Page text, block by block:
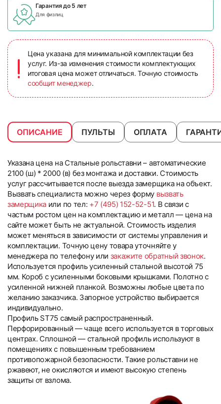
Гарантия до 5 лет
Для физлиц
Цена указана для минимальной комплектации без
услуг. Из-за изменения стоимости комплектующих
итоговая цена может отличаться. Точную стоимость
сообщит менеджер.
ОПИСАНИЕ ПУЛЬТЫ ОПЛАТА
Указана цена на Стальные рольставни – автоматические
2100 (ш) * 2000 (в) без монтажа и доставки. Стоимость
услуг рассчитывается после выезда замерщика на объект.
Вызвать специалиста можно через форму вызвать
замерщика или по тел: +7 (495) 152-52-51. В связи с
частым ростом цен на комплектацию и металл — цена на
сайте может быть не актуальной. Стоимость изделия
может меняться в зависимости от системы управления и
комплектации. Точную цену товара уточняйте у
менеджера по телефону или закажите обратный звонок.
Используется профиль усиленный стальной высотой 75
мм. Короб с усиленными боковыми крышками. Полотно с
усиленной нижней планкой. Возможны любые цвета по
желанию заказчика. Запорное устройство выбирается
индивидуально.
Профиль ST75 самый распространенный.
Перфорированный — чаще всего используется в торговых
центрах. Сплошной — стальной профиль используют в
помещениях с повышенным требованием
противопожарной безопасности. Такие рольставни не
ржавеют, не окисляются и имеют высокую степень
защиты от взлома.